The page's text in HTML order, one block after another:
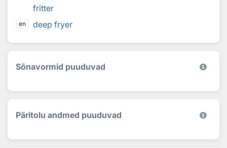
fritter
en deep fryer
Sõnavormid puuduvad
Päritolu andmed puuduvad